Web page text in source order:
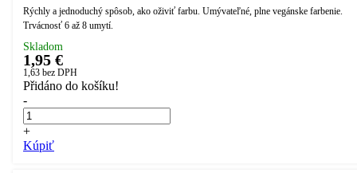
Rýchly a jednoduchý spôsob, ako oživiť farbu. Umývateľné, plne vegánske farbenie.
Trvácnosť 6 až 8 umytí.
Skladom
1,95 €
1,63 bez DPH
Přidáno do košíku!
-
+
Kúpiť